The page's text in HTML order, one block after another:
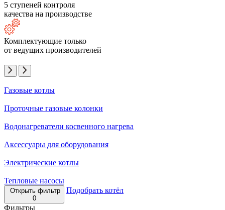
5 ступеней контроля
качества на производстве
Комплектующие только
от ведущих производителей
Газовые котлы
Проточные газовые колонки
Водонагреватели косвенного нагрева
Аксессуары для оборудования
Электрические котлы
Тепловые насосы
Открыть фильтр
0
Подобрать котёл
Фильтры